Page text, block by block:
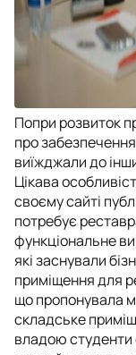
Попри розвиток
про
виїжджали до
Цікава
своєму сайті
потребує
функціональне
які заснували
приміщення для
що пропонувала
складське
владою студенти